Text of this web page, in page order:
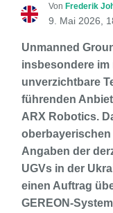
Von Frederik
9. Mai 2026,
Unmanned
insbesondere im
unverzichtbare
führenden
ARX Robotics.
Angaben der
UGVs in der
einen Auftrag
GEREON-